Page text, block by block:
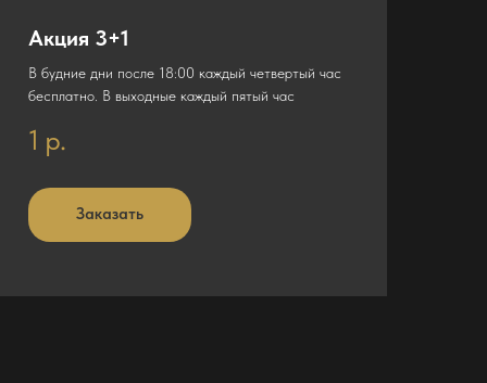
Акция 3+1
В будние дни после 18:00 каждый четвертый час
бесплатно. В выходные каждый пятый час
1 р.
Заказать